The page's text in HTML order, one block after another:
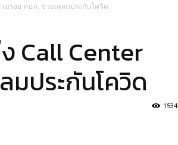
มรอย คปภ. ช่วยเคลมประกันโควิด
Call Center
มประกันโควิด
1534